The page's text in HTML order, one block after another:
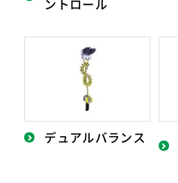
ントロール
デュアルバランス